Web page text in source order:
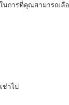
นการที่คุณสามารถเลื
ช่าไป